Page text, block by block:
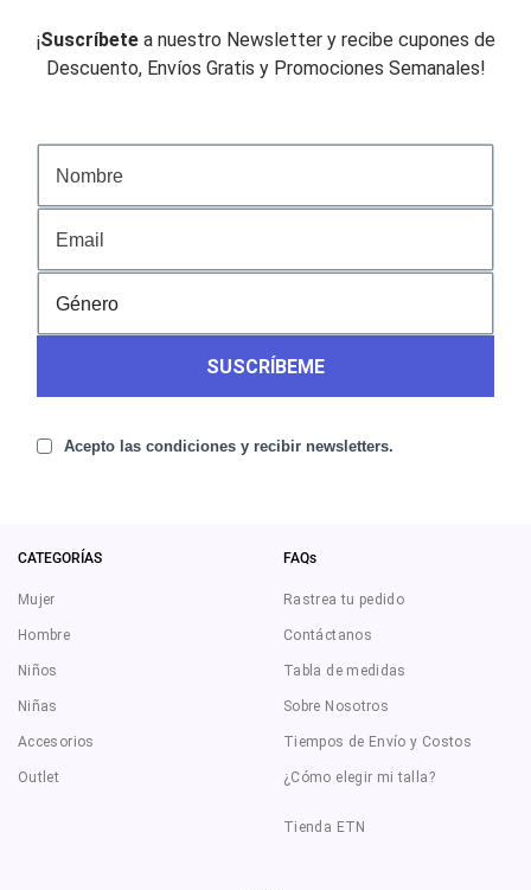
¡Suscríbete a nuestro Newsletter y recibe cupones de
Descuento, Envíos Gratis y Promociones Semanales!
SUSCRÍBEME
Acepto las condiciones y recibir newsletters.
CATEGORÍAS
Mujer
Hombre
Niños
Niñas
Accesorios
Outlet
FAQs
Rastrea tu pedido
Contáctanos
Tabla de medidas
Sobre Nosotros
Tiempos de Envío y Costos
¿Cómo elegir mi talla?
Tienda ETN